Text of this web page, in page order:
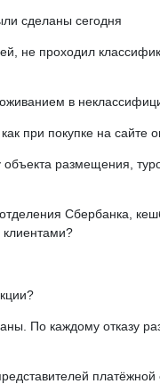
сделаны сегодня
не проходил
в
при покупке на сайте
объекта размещения,
Сбербанка,
клиентами?
По каждому отказу
платёжной